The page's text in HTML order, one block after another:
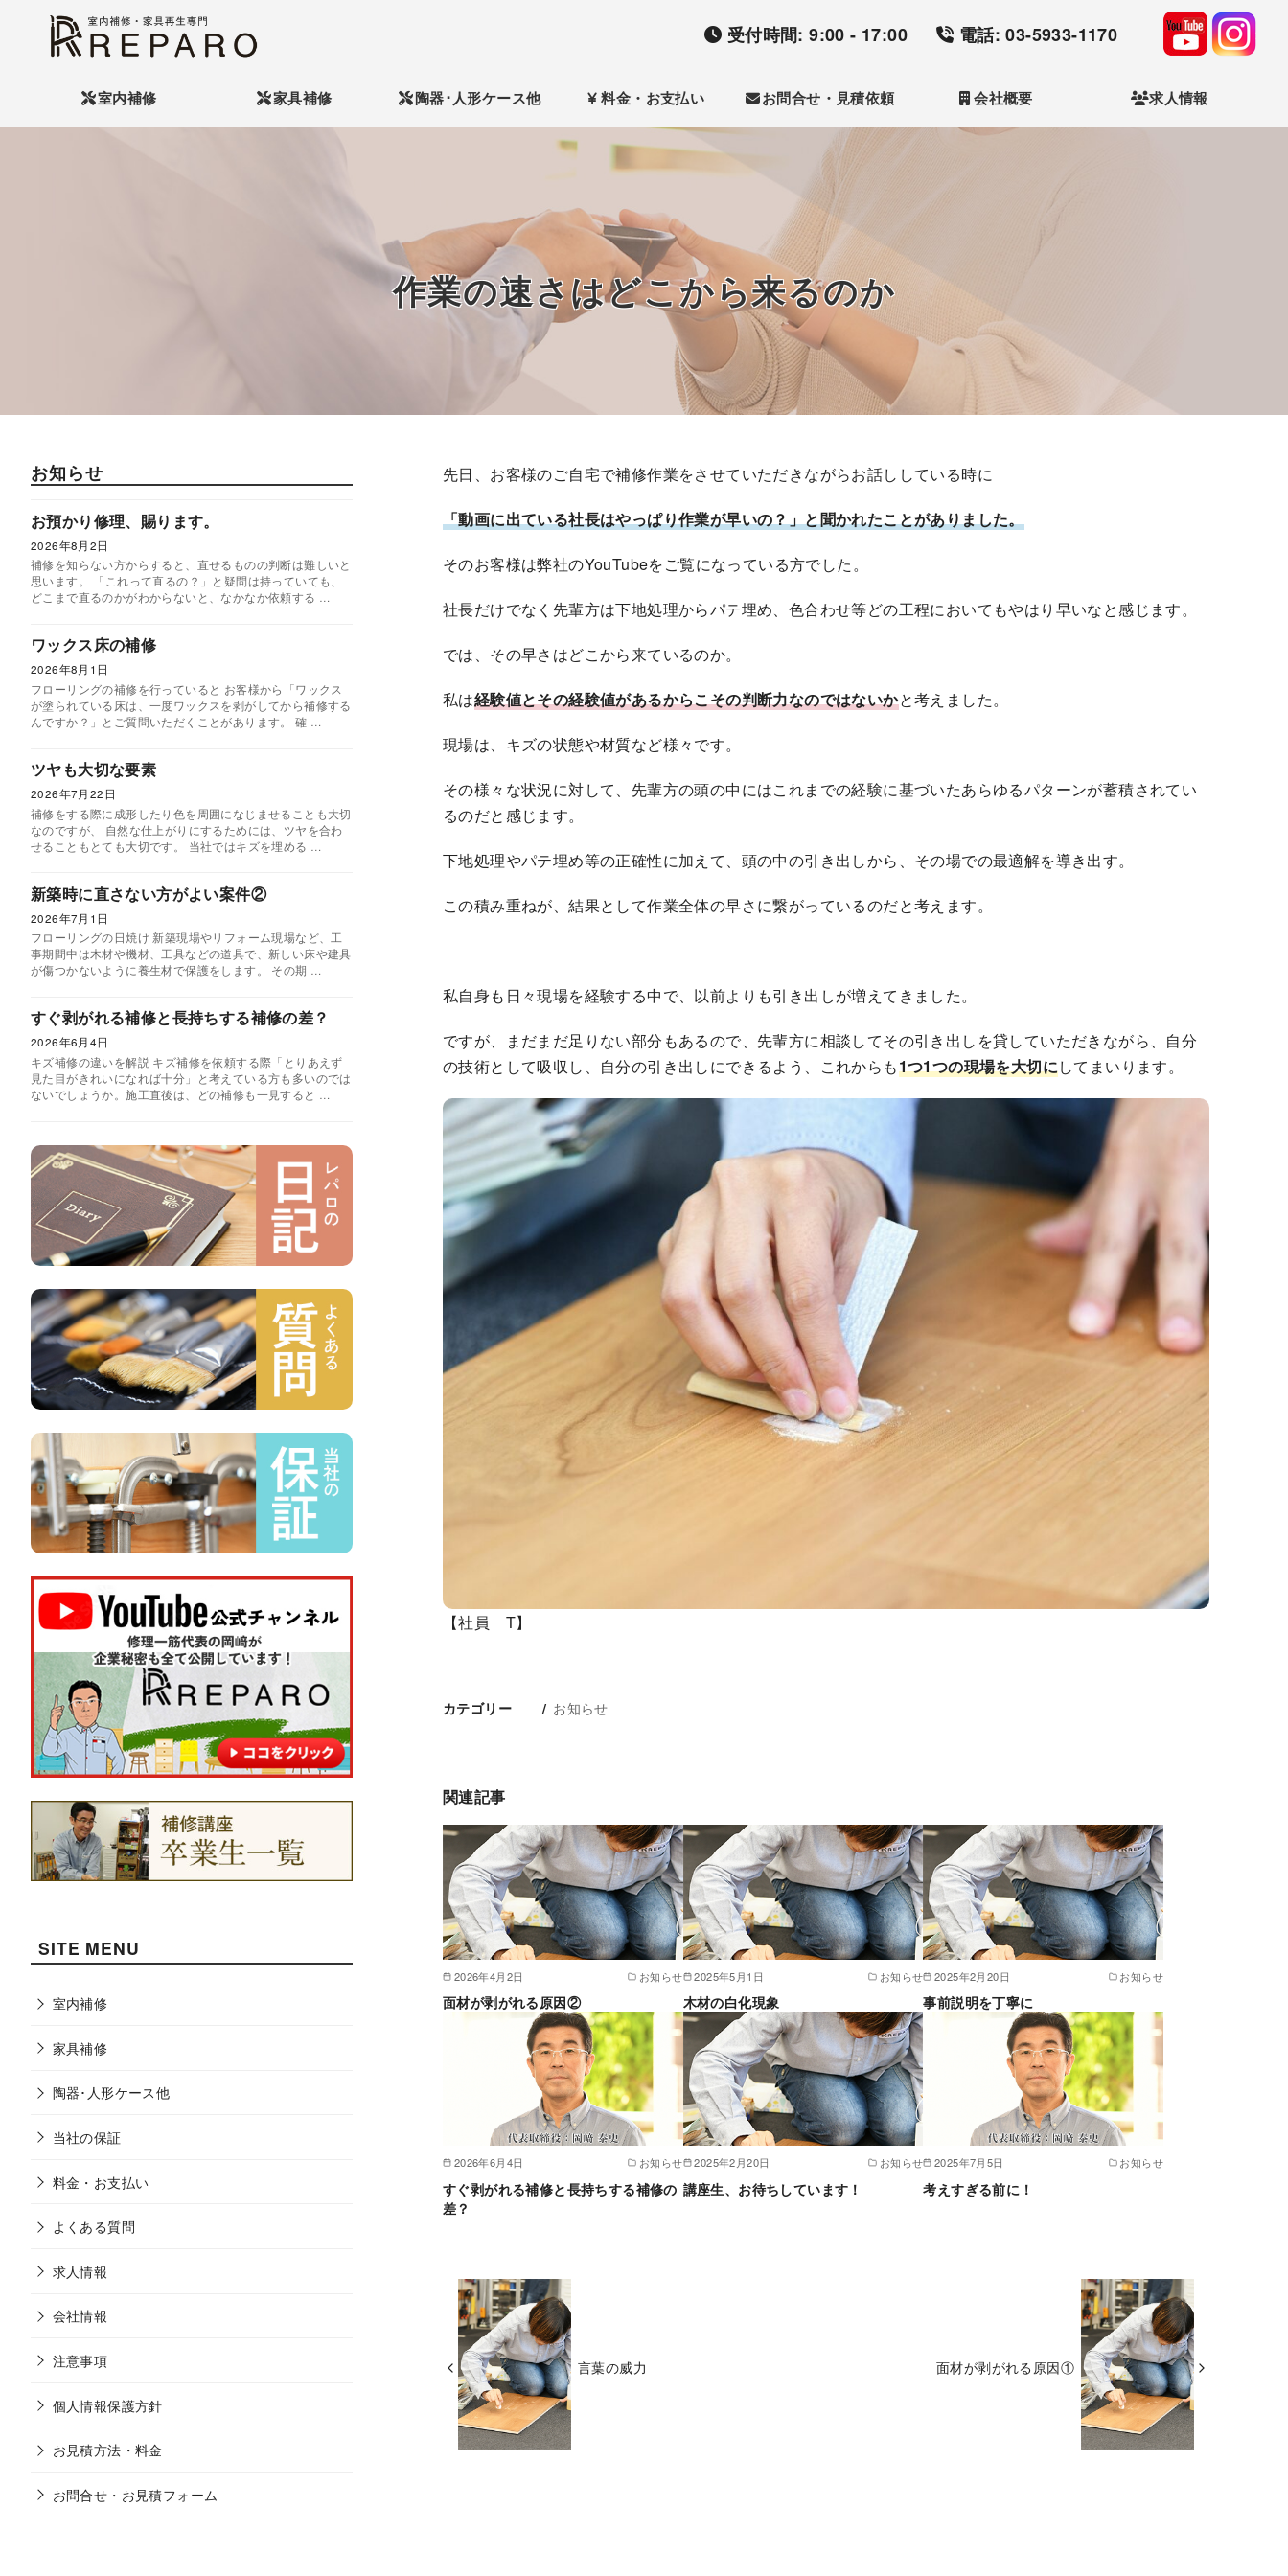
受付時間: 9:00 - 17:00 電話: 03-5933-1170
室内補修 家具補修 陶器･人形ケース他 料金・お支払い お問合せ・見積依頼 会社概要 求人情報
作業の速さはどこから来るのか
お知らせ
お預かり修理、賜ります。
2026年8月2日
補修を知らない方からすると、直せるものの判断は難しいと
思います。 「これって直るの？」と疑問は持っていても、
どこまで直るのかがわからないと、なかなか依頼する …
ワックス床の補修
2026年8月1日
フローリングの補修を行っていると お客様から「ワックス
が塗られている床は、一度ワックスを剥がしてから補修する
んですか？」とご質問いただくことがあります。 確 …
ツヤも大切な要素
2026年7月22日
補修をする際に成形したり色を周囲になじませることも大切
なのですが、 自然な仕上がりにするためには、ツヤを合わ
せることもとても大切です。 当社ではキズを埋める …
新築時に直さない方がよい案件②
2026年7月1日
フローリングの日焼け 新築現場やリフォーム現場など、工
事期間中は木材や機材、工具などの道具で、新しい床や建具
が傷つかないように養生材で保護をします。 その期 …
すぐ剥がれる補修と長持ちする補修の差？
2026年6月4日
キズ補修の違いを解説 キズ補修を依頼する際「とりあえず
見た目がきれいになれば十分」と考えている方も多いのでは
ないでしょうか。施工直後は、どの補修も一見すると …
SITE MENU
室内補修
家具補修
陶器･人形ケース他
当社の保証
料金・お支払い
よくある質問
求人情報
会社情報
注意事項
個人情報保護方針
お見積方法・料金
お問合せ・お見積フォーム
先日、お客様のご自宅で補修作業をさせていただきながらお話ししている時に
「動画に出ている社長はやっぱり作業が早いの？」と聞かれたことがありました。
そのお客様は弊社のYouTubeをご覧になっている方でした。
​社長だけでなく先輩方は下地処理からパテ埋め、色合わせ等どの工程においてもやはり早いなと感じます。
​では、その早さはどこから来ているのか。
私は経験値とその経験値があるからこその判断力なのではないかと考えました。
​現場は、キズの状態や材質など様々です。
その様々な状況に対して、先輩方の頭の中にはこれまでの経験に基づいたあらゆるパターンが蓄積されてい
るのだと感じます。
​下地処理やパテ埋め等の正確性に加えて、頭の中の引き出しから、その場での最適解を導き出す。
この積み重ねが、結果として作業全体の早さに繋がっているのだと考えます。
​私自身も日々現場を経験する中で、以前よりも引き出しが増えてきました。
ですが、まだまだ足りない部分もあるので、先輩方に相談してその引き出しを貸していただきながら、自分
の技術として吸収し、自分の引き出しにできるよう、これからも1つ1つの現場を大切にしてまいります。
【社員 T】
カテゴリー お知らせ
関連記事
2026年4月2日 お知らせ
面材が剥がれる原因②
2025年5月1日 お知らせ
木材の白化現象
2025年2月20日 お知らせ
事前説明を丁寧に
2026年6月4日 お知らせ
すぐ剥がれる補修と長持ちする補修の
差？
2025年2月20日 お知らせ
講座生、お待ちしています！
2025年7月5日 お知らせ
考えすぎる前に！
言葉の威力 面材が剥がれる原因①